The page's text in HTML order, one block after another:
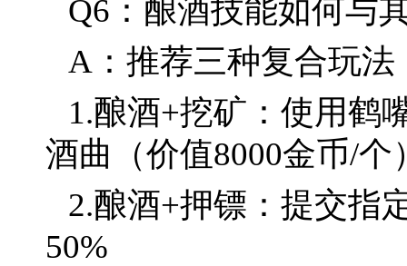
Q6：酿酒技能如何与
A：推荐三种复合玩法
1.酿酒+挖矿：使用鹤
酒曲（价值8000金币/个
2.酿酒+押镖：提交指
50%